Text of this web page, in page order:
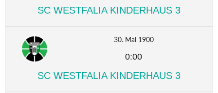
SC WESTFALIA KINDERHAUS 3
30. Mai 1900
0:00
SC WESTFALIA KINDERHAUS 3